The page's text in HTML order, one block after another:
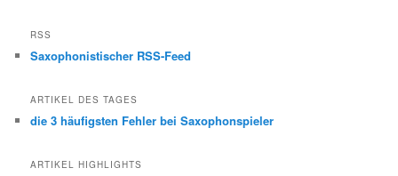
RSS
Saxophonistischer RSS-Feed
ARTIKEL DES TAGES
die 3 häufigsten Fehler bei Saxophonspieler
ARTIKEL HIGHLIGHTS